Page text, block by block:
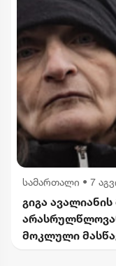
სამართალი • 7
გიგა
მოკლული